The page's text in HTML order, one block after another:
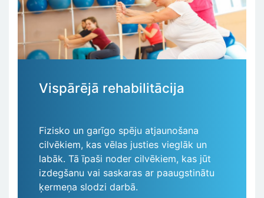
Vispārējā rehabilitācija
Fizisko un garīgo spēju atjaunošana
cilvēkiem, kas vēlas justies vieglāk un
labāk. Tā īpaši noder cilvēkiem, kas jūt
izdegšanu vai saskaras ar paaugstinātu
ķermeņa slodzi darbā.